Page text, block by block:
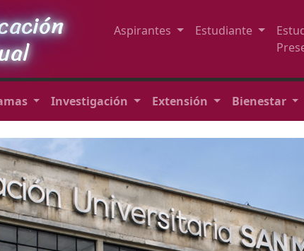
Aspirantes Estudiante
Investigación Extensión Bienestar